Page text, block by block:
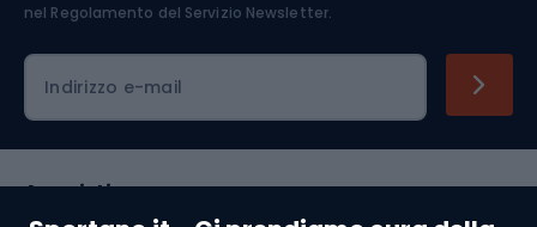
nel Regolamento del Servizio Newsletter.
Indirizzo e-mail
Acquisti